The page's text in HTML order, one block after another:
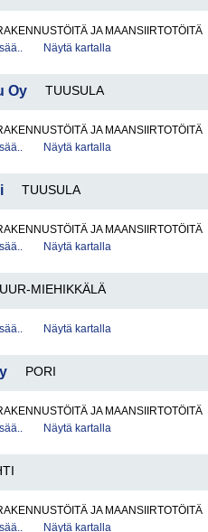
JA MAANSIIRTOTÖITÄ
Näytä kartalla
Oy TUUSULA
JA MAANSIIRTOTÖITÄ
Näytä kartalla
TUUSULA
JA MAANSIIRTOTÖITÄ
Näytä kartalla
MIEHIKKÄLÄ
Näytä kartalla
PORI
JA MAANSIIRTOTÖITÄ
Näytä kartalla
JA MAANSIIRTOTÖITÄ
Näytä kartalla